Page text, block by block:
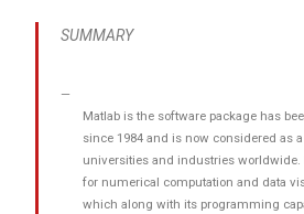
SUMMARY
Matlab is the software package has
since 1984 and is now considered as
universities and industries worldwide.
for numerical computation and data
which along with its programming